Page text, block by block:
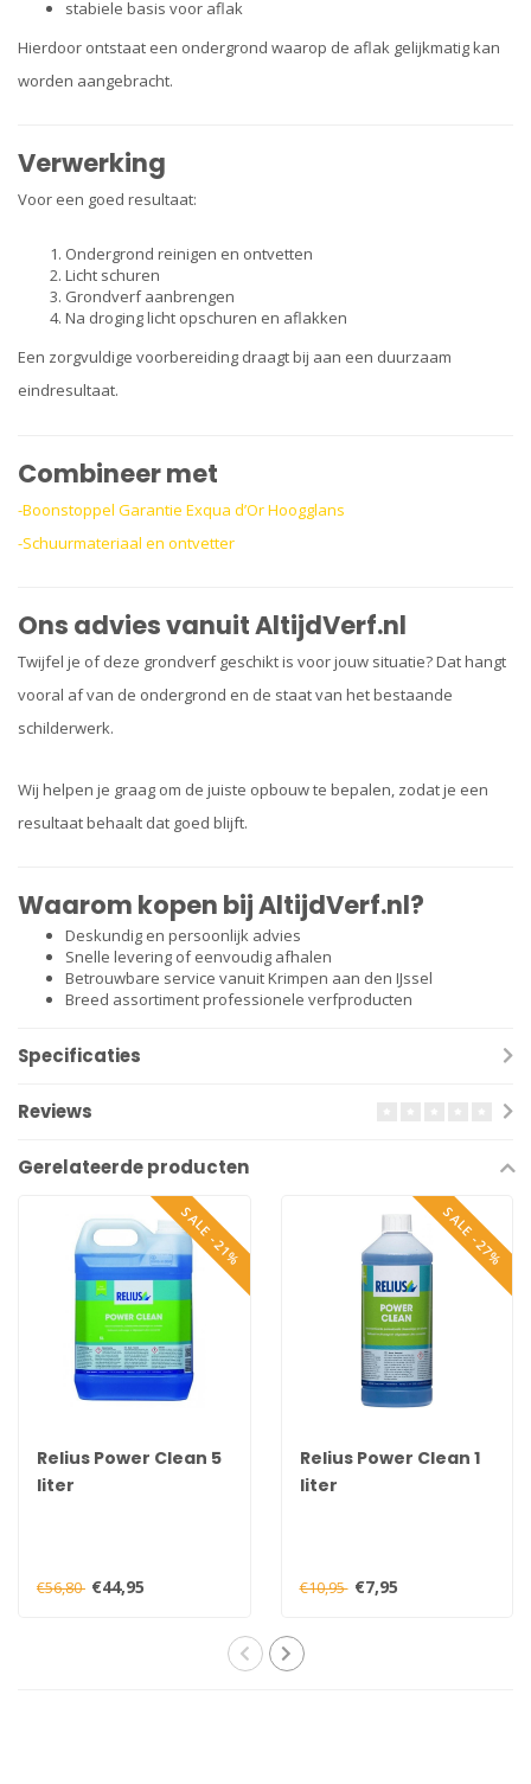
stabiele basis voor aflak
Hierdoor ontstaat een ondergrond waarop de aflak gelijkmatig kan
worden aangebracht.
Verwerking
Voor een goed resultaat:
Ondergrond reinigen en ontvetten
Licht schuren
Grondverf aanbrengen
Na droging licht opschuren en aflakken
Een zorgvuldige voorbereiding draagt bij aan een duurzaam
eindresultaat.
Combineer met
-Boonstoppel Garantie Exqua d’Or Hoogglans
-Schuurmateriaal en ontvetter
Ons advies vanuit AltijdVerf.nl
Twijfel je of deze grondverf geschikt is voor jouw situatie? Dat hangt
vooral af van de ondergrond en de staat van het bestaande
schilderwerk.
Wij helpen je graag om de juiste opbouw te bepalen, zodat je een
resultaat behaalt dat goed blijft.
Waarom kopen bij AltijdVerf.nl?
Deskundig en persoonlijk advies
Snelle levering of eenvoudig afhalen
Betrouwbare service vanuit Krimpen aan den IJssel
Breed assortiment professionele verfproducten
Specificaties
Reviews
Gerelateerde producten
SALE -21%
Relius Power Clean 5
liter
€56,80 €44,95
SALE -27%
Relius Power Clean 1
liter
€10,95 €7,95